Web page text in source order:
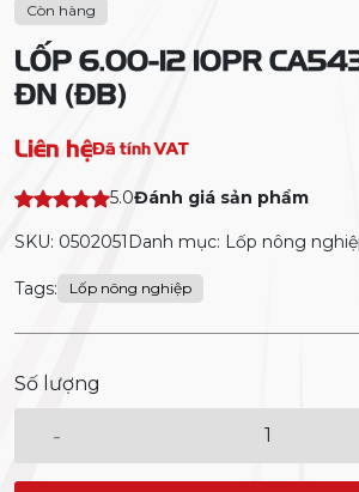
Còn hàng
LỐP 6.00-12 10PR
ĐN (ĐB)
Liên hệĐã tính VAT
5.0Đánh giá sản phẩm
SKU: 0502051 Danh mục: Lốp nông
Tags: Lốp nông nghiệp
Số lượng
-